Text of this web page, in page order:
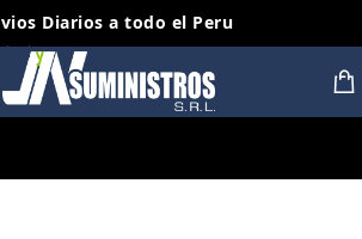
Diarios a todo el Peru
contra entrega Lima y Callao
Originales y Nuevos